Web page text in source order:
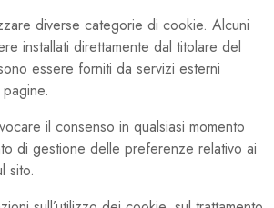
diverse categorie di cookie. Alcuni
installati direttamente dal titolare del
essere forniti da servizi esterni
il consenso in qualsiasi momento
di gestione delle preferenze relativo ai
sito.